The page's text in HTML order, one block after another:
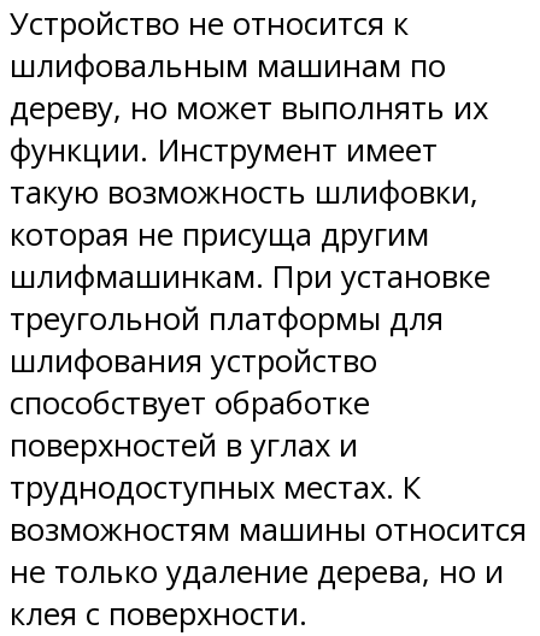
Устройство не относится к
шлифовальным машинам по
дереву, но может выполнять их
функции. Инструмент имеет
такую возможность шлифовки,
которая не присуща другим
шлифмашинкам. При установке
треугольной платформы для
шлифования устройство
способствует обработке
поверхностей в углах и
труднодоступных местах. К
возможностям машины относится
не только удаление дерева, но и
клея с поверхности.